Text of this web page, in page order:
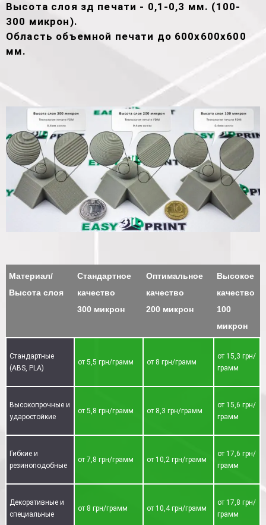
Высота слоя зд печати - 0,1-0,3 мм. (100-
300 микрон).
Область объемной печати до 600х600х600
мм.
Материал/
Высота слоя
Стандартное
качество
300 микрон
Оптимальное
качество
200 микрон
Высокое
качество
100
микрон
Стандартные
(ABS, PLA)
от 5,5 грн/грамм от 8 грн/грамм
от 15,3 грн/
грамм
Высокопрочные и
ударостойкие
от 5,8 грн/грамм от 8,3 грн/грамм
от 15,6 грн/
грамм
Гибкие и
резиноподобные
от 7,8 грн/грамм от 10,2 грн/грамм
от 17,6 грн/
грамм
Декоративные и
специальные
от 8 грн/грамм от 10,4 грн/грамм
от 17,8 грн/
грамм